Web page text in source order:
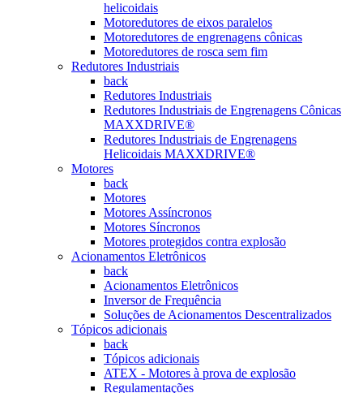
helicoidais
Motoredutores de eixos paralelos
Motoredutores de engrenagens cônicas
Motoredutores de rosca sem fim
Redutores Industriais
back
Redutores Industriais
Redutores Industriais de Engrenagens Cônicas
MAXXDRIVE®
Redutores Industriais de Engrenagens
Helicoidais MAXXDRIVE®
Motores
back
Motores
Motores Assíncronos
Motores Síncronos
Motores protegidos contra explosão
Acionamentos Eletrônicos
back
Acionamentos Eletrônicos
Inversor de Frequência
Soluções de Acionamentos Descentralizados
Tópicos adicionais
back
Tópicos adicionais
ATEX - Motores à prova de explosão
Regulamentações